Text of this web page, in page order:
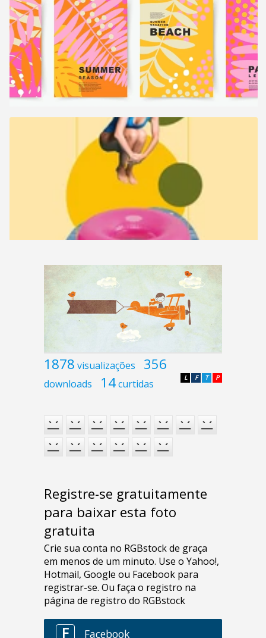
1878 visualizações 356
downloads 14curtidas P
T
F
L
Registre-se gratuitamente
para baixar esta foto
gratuita